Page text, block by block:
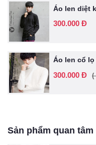
Áo len diệt
300.000 Đ
Áo len cổ lọ
300.000 Đ (
Sản phẩm quan tâm